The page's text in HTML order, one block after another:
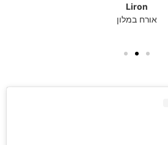
Liron
אורח במלון